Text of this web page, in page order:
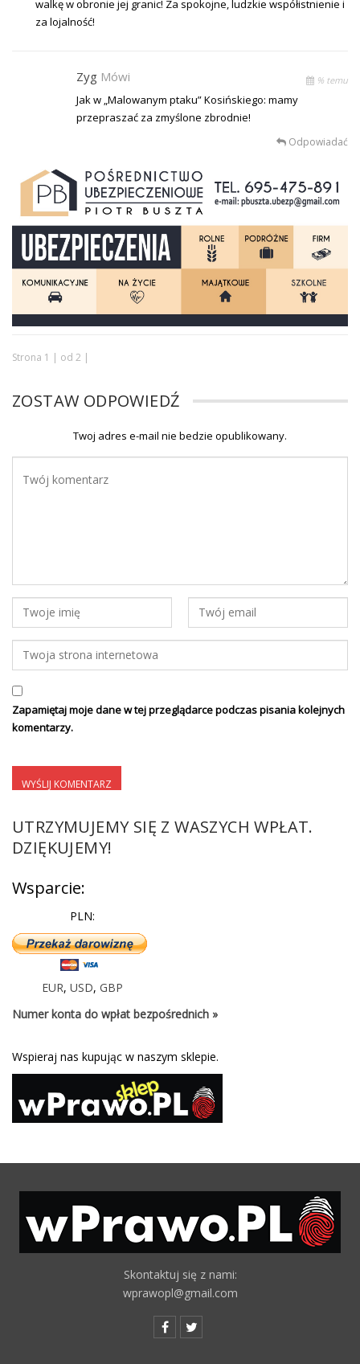
walkę w obronie jej granic! Za spokojne, ludzkie współistnienie i
za lojalność!
Zyg Mówi % temu
Jak w „Malowanym ptaku” Kosińskiego: mamy
przepraszać za zmyślone zbrodnie!
Odpowiadać
Strona 1 | od 2 |
ZOSTAW ODPOWIEDŹ
Twoj adres e-mail nie bedzie opublikowany.
Zapamiętaj moje dane w tej przeglądarce podczas pisania kolejnych
komentarzy.
UTRZYMUJEMY SIĘ Z WASZYCH WPŁAT.
DZIĘKUJEMY!
Wsparcie:
PLN:
EUR, USD, GBP
Numer konta do wpłat bezpośrednich »
Wspieraj nas kupując w naszym sklepie.
Skontaktuj się z nami:
wprawopl@gmail.com